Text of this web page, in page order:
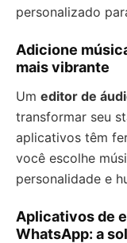
personalizado
Adicione
mais vibrante
Um editor de
transformar seu
aplicativos têm
você escolhe
personalidade e
Aplicativos de
WhatsApp: a